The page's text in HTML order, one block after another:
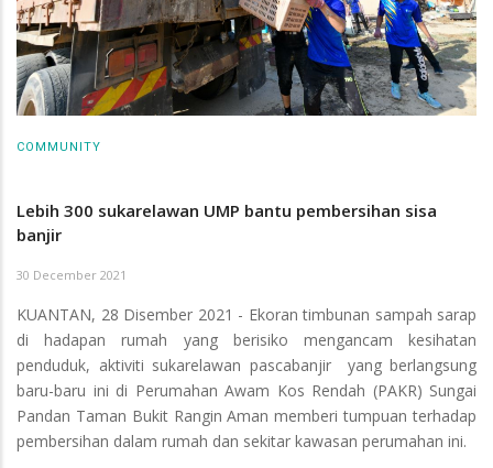
COMMUNITY
Lebih 300 sukarelawan UMP bantu pembersihan sisa
banjir
30 December 2021
KUANTAN, 28 Disember 2021 - Ekoran timbunan sampah sarap
di hadapan rumah yang berisiko mengancam kesihatan
penduduk, aktiviti sukarelawan pascabanjir yang berlangsung
baru-baru ini di Perumahan Awam Kos Rendah (PAKR) Sungai
Pandan Taman Bukit Rangin Aman memberi tumpuan terhadap
pembersihan dalam rumah dan sekitar kawasan perumahan ini.